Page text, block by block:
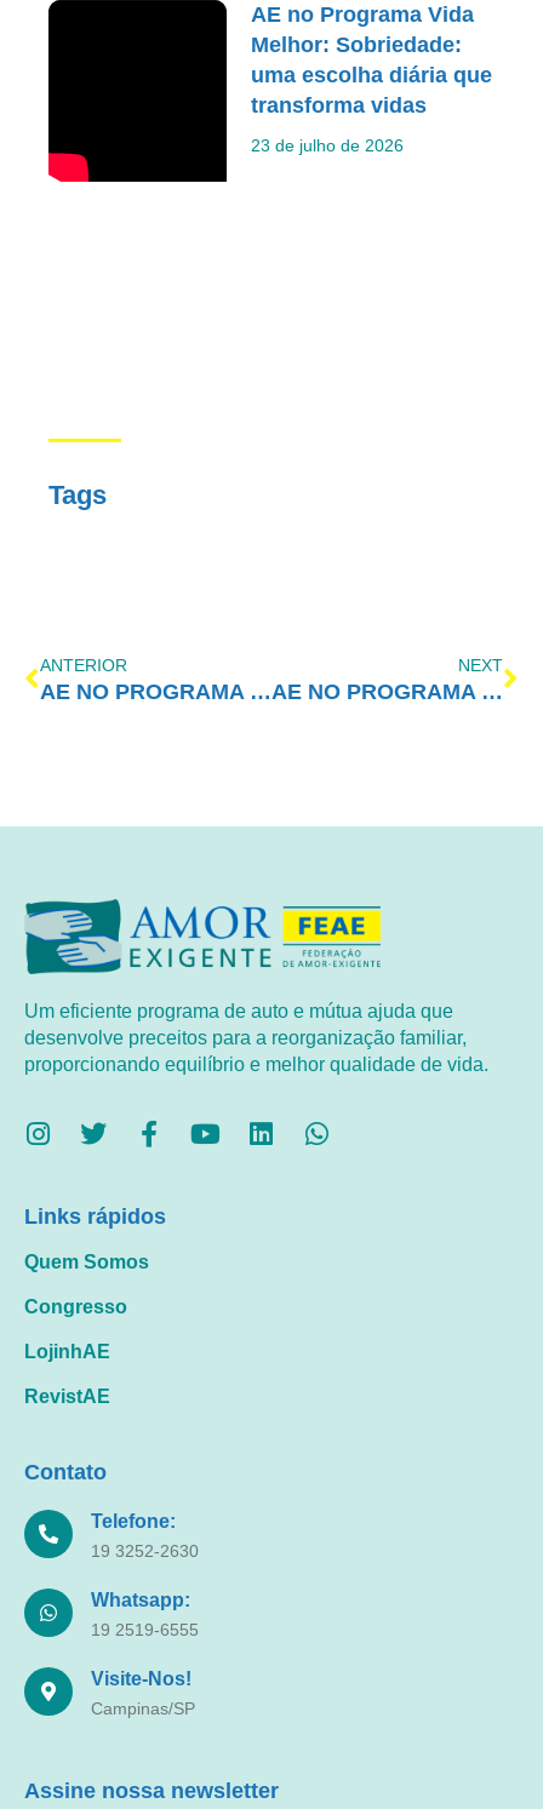
AE no Programa Vida
Melhor: Sobriedade:
uma escolha diária que
transforma vidas
23 de julho de 2026
Tags
ANTERIOR
AE NO PROGRAMA VIDA MELHOR – Negar para sobreviver ou encarar para transformar
NEXT
AE NO PROGRAMA VIDA MELHOR – Drogas e Suicídio
Um eficiente programa de auto e mútua ajuda que
desenvolve preceitos para a reorganização familiar,
proporcionando equilíbrio e melhor qualidade de vida.
Links rápidos
Quem Somos
Congresso
LojinhAE
RevistAE
Contato
Telefone:
19 3252-2630
Whatsapp:
19 2519-6555
Visite-Nos!
Campinas/SP
Assine nossa newsletter